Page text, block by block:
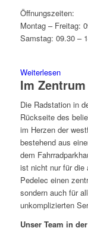
Öffnungszeiten:
Montag – Freitag:
Samstag: 09.30 –
Weiterlesen
Im
Die Radstation in
Rückseite des
im Herzen der
bestehend aus
dem
ist nicht nur für die
Pedelec einen
sondern auch für
unkomplizierten
Unser Team in